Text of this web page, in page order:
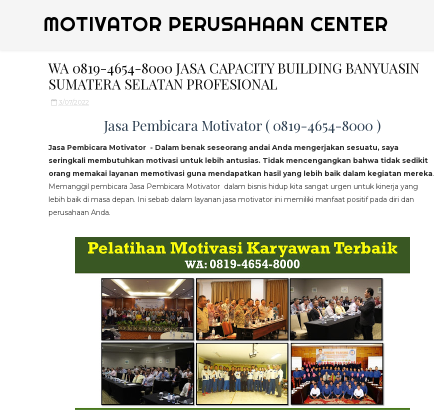
MOTIVATOR PERUSAHAAN CENTER
WA 0819-4654-8000 JASA CAPACITY BUILDING BANYUASIN
SUMATERA SELATAN PROFESIONAL
3/07/2022
Jasa Pembicara Motivator ( 0819-4654-8000 )
Jasa Pembicara Motivator - Dalam benak seseorang andai Anda mengerjakan sesuatu, saya
seringkali membutuhkan motivasi untuk lebih antusias. Tidak mencengangkan bahwa tidak sedikit
orang memakai layanan memotivasi guna mendapatkan hasil yang lebih baik dalam kegiatan mereka.
Memanggil pembicara Jasa Pembicara Motivator dalam bisnis hidup kita sangat urgen untuk kinerja yang
lebih baik di masa depan. Ini sebab dalam layanan jasa motivator ini memiliki manfaat positif pada diri dan
perusahaan Anda.